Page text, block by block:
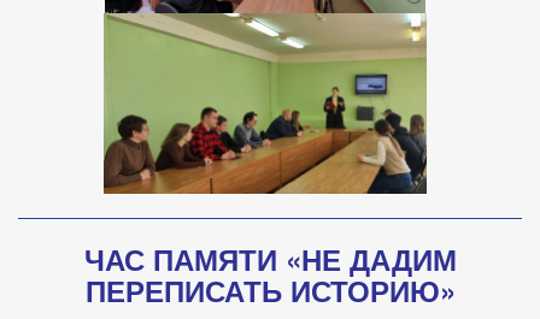
ЧАС ПАМЯТИ «НЕ ДАДИМ
ПЕРЕПИСАТЬ ИСТОРИЮ»